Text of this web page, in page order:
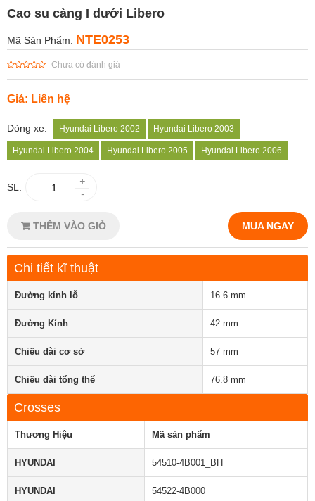
Cao su càng I dưới Libero
Mã Sản Phẩm: NTE0253
Chưa có đánh giá
Giá: Liên hệ
Dòng xe: Hyundai Libero 2002 Hyundai Libero 2003
Hyundai Libero 2004 Hyundai Libero 2005 Hyundai Libero 2006
SL:
+
-
THÊM VÀO GIỎ MUA NGAY
Chi tiết kĩ thuật
Đường kính lỗ 16.6 mm
Đường Kính 42 mm
Chiều dài cơ sở 57 mm
Chiều dài tổng thể 76.8 mm
Crosses
Thương Hiệu Mã sản phẩm
HYUNDAI 54510-4B001_BH
HYUNDAI 54522-4B000